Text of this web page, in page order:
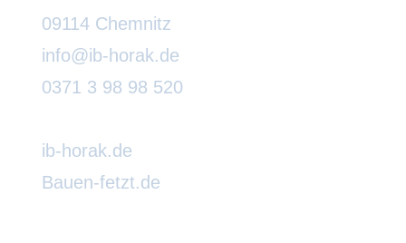
09114 Chemnitz
info@ib-horak.de
0371 3 98 98 520
ib-horak.de
Bauen-fetzt.de